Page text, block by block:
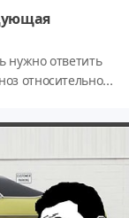
нужно ответить
относительном